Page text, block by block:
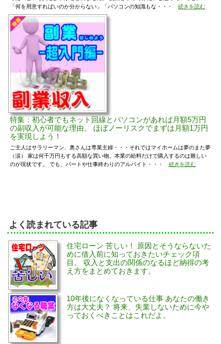
「何を用意すればいのか分からない」「パソコンの知識もな・・・ 続きを読む
特集：初心者でもネット回線とパソコンがあれば月額5万円
の副収入が可能な理由。 ほぼノーリスクでまずは月額1万円
を実現しよう！
ご主人はサラリーマン、奥さんは専業主婦・・・それではマイホームは夢のまた夢
（涙） 家は何千万円もする高額な買い物。本業の給料だけで購入するのは難しい
のが現状です。 でも、パートや仕事終わりのアルバイト・・・ 続きを読む
よく読まれている記事
住宅ローン 苦しい！ 原因とそうならないた
めに借入前に知っておきたいチェック項
目。 収入と支出の関係のなるほど納得の考
え方をまとめておきます。
10年後になくなっている仕事 あなたの働き
方は大丈夫？ 将来、失業しないために今や
っておくべきことはこれだよ。